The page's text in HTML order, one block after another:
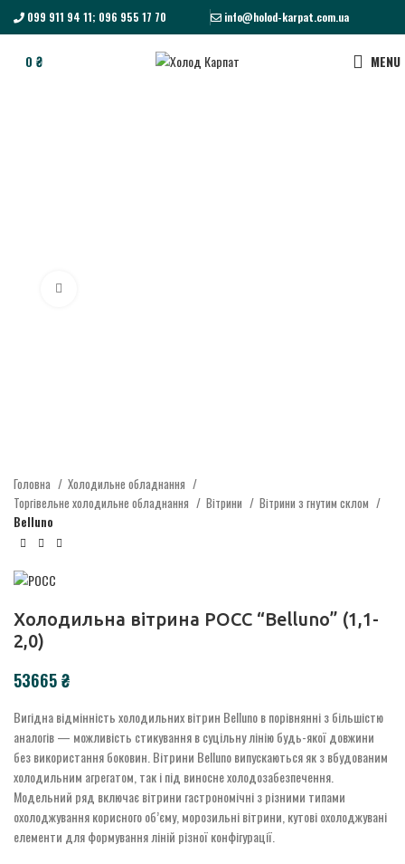
099 911 94 11; 096 955 17 70 info@holod-karpat.com.ua
0 ₴ MENU
Головна
Холодильне обладнання
Торгівельне холодильне обладнання
Вітрини
Вітрини з гнутим склом
Belluno
Холодильна вітрина РОСС “Belluno” (1,1-
2,0)
₴
Вигідна відмінність холодильних вітрин Bellunoв порівнянні з більшістю
аналогів — можливість стикування в суцільну лінію будь-якої довжини
без використання боковин. Вітрини Belluno випускаються як з вбудованим
холодильним агрегатом, так і під виносне холодозабезпечення
Модельний ряд включає вітрини гастрономічніз різними типами
охолоджування корисного об’єму, морозильні вітрини, кутові охолоджувані
елементи для формування ліній різної конфігурації.